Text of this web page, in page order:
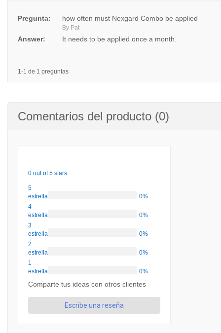
Pregunta: how often must Nexgard Combo be applied
By Pat
Answer: It needs to be applied once a month.
1-1 de 1 preguntas
Comentarios del producto (0)
0 out of 5 stars
5
estrellas
0%
4
estrellas
0%
3
estrellas
0%
2
estrellas
0%
1
estrellas
0%
Comparte tus ideas con otros clientes
Escribe una reseña